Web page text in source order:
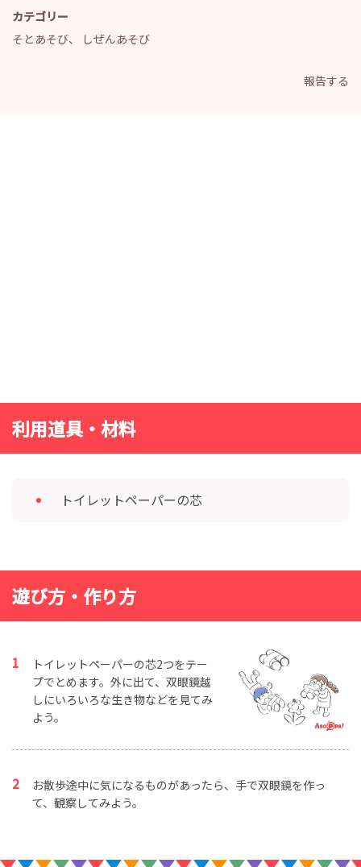
カテゴリー
そとあそび、 しぜんあそび
報告する
利用道具・材料
トイレットペーパーの芯
遊び方・作り方
トイレットペーパーの芯2つをテー
プでとめます。外に出て、双眼鏡越
しにいろいろな生き物などを見てみ
よう。
お散歩途中に気になるものがあったら、手で双眼鏡を作っ
て、観察してみよう。